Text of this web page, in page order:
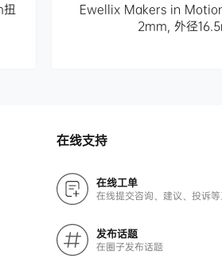
扭
Ewellix Makers in
2mm, 外径
在线支持
在线工单
在线提交咨询、建议、投诉
发布话题
在圈子发布话题